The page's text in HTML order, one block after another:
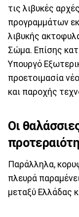
τις λιβυκές
προγραμμάτων
λιβυκής
Σώμα. Επίσης
Υπουργό
προετοιμασία
και παροχής
Οι
Παράλληλα,
πλευρά
μεταξύ Ελλάδας